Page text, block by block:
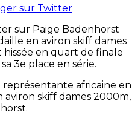
sur Twitter
sur Paige Badenhorst
en aviron skiff dames
hissée en quart de finale
3e place en série.
africaine en
skiff dames 2000m,